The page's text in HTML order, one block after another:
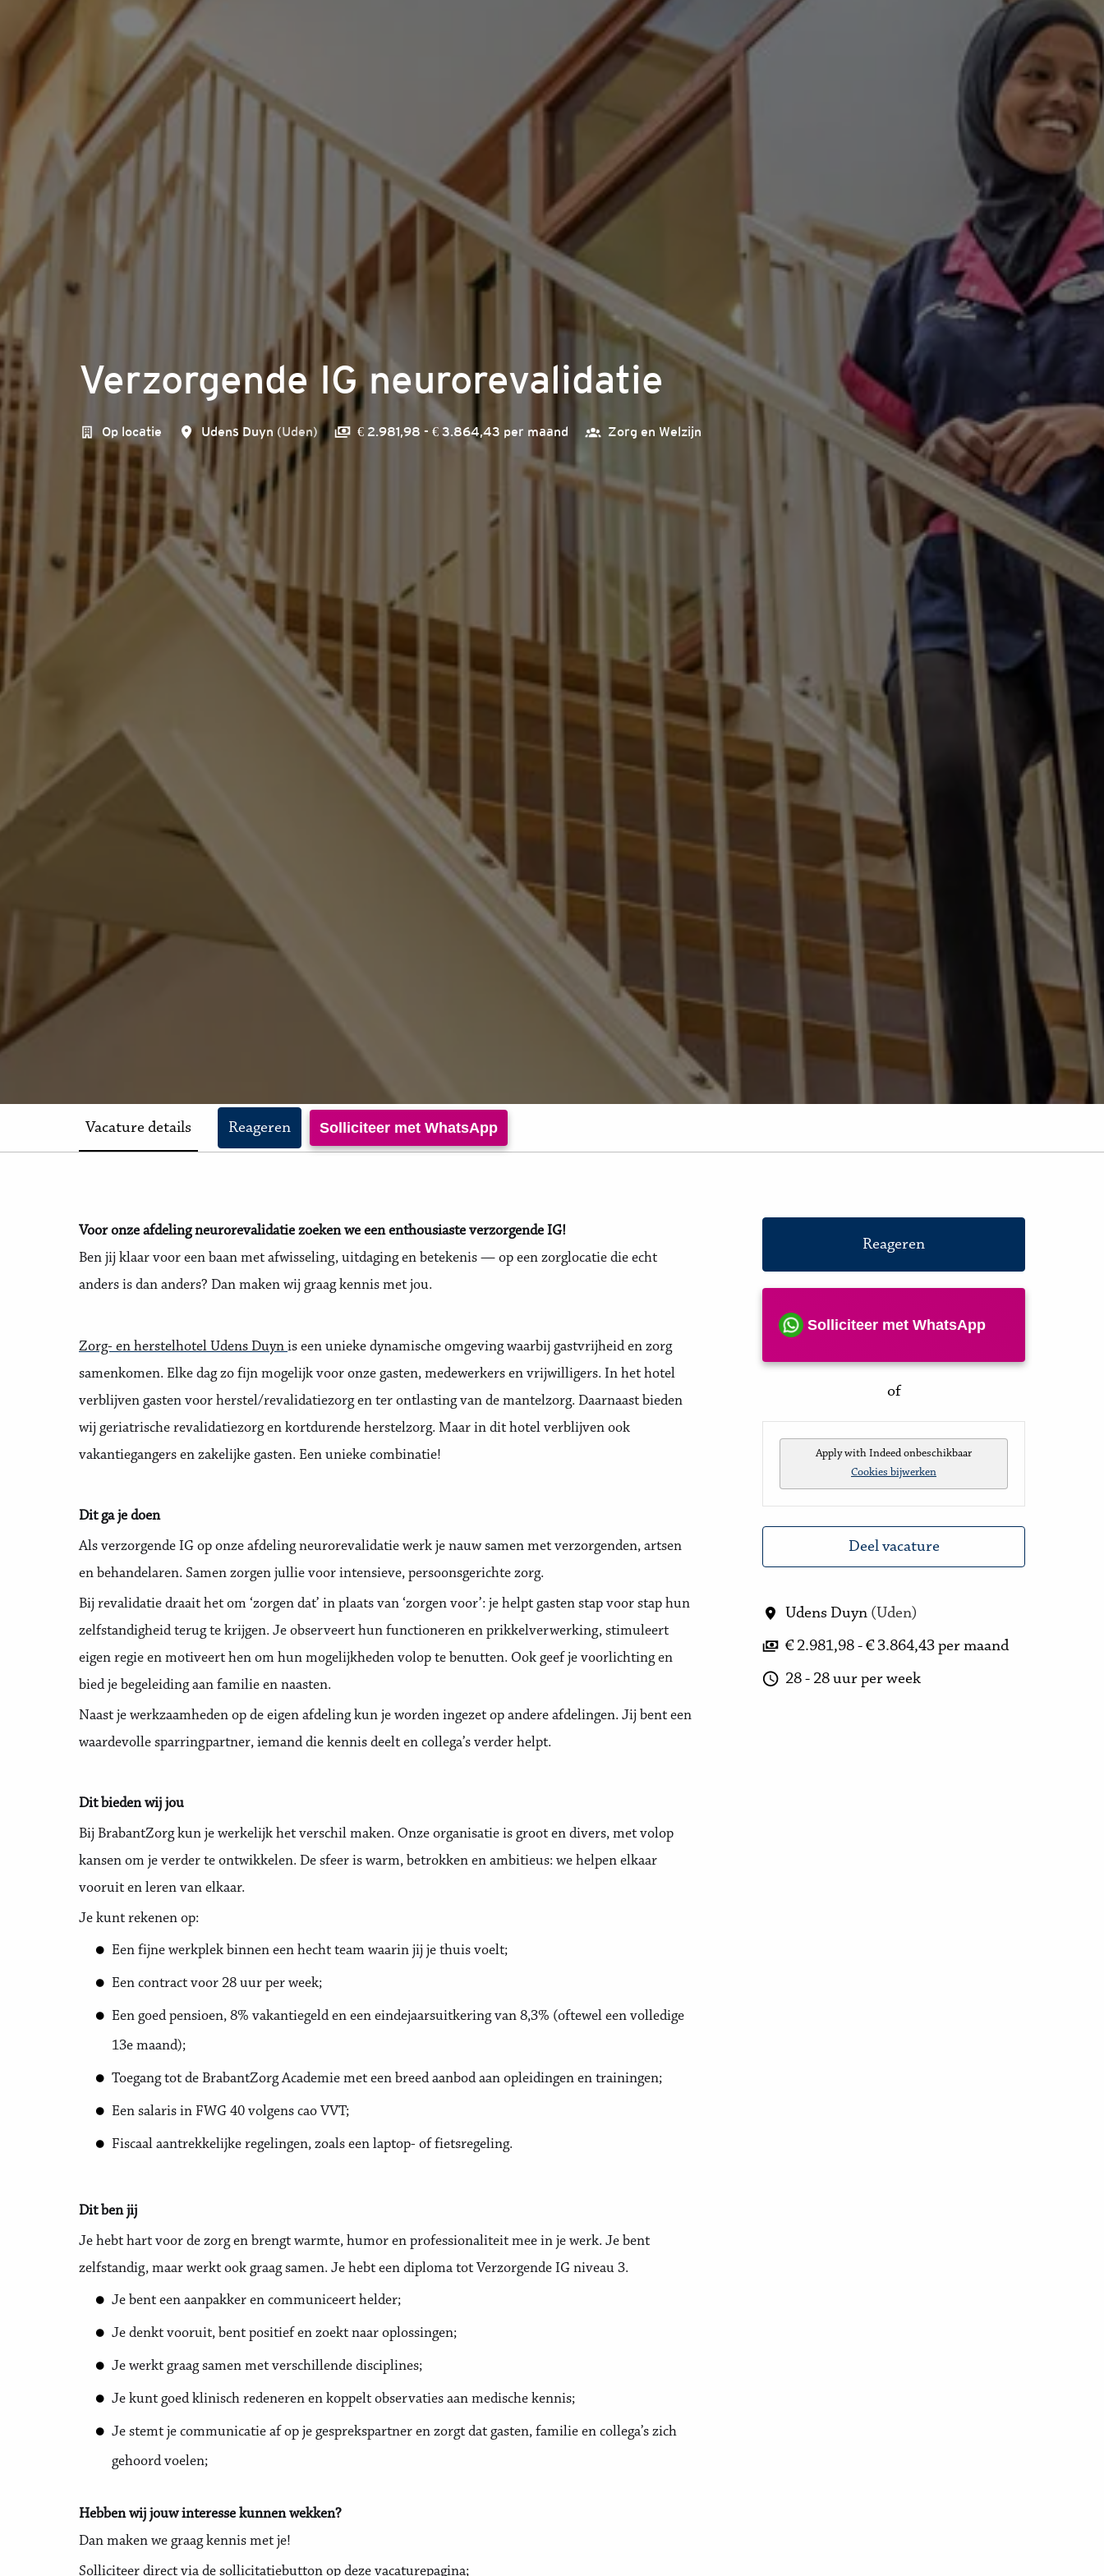
Verzorgende IG neurorevalidatie
Op locatie Udens Duyn (Uden) € 2.981,98 - € 3.864,43 per maand Zorg en Welzijn
Vacature details Reageren Solliciteer met WhatsApp
Voor onze afdeling neurorevalidatie zoeken we een enthousiaste verzorgende IG!
Ben jij klaar voor een baan met afwisseling, uitdaging en betekenis — op een zorglocatie die echt
anders is dan anders? Dan maken wij graag kennis met jou.
Zorg- en herstelhotel Udens Duyn is een unieke dynamische omgeving waarbij gastvrijheid en zorg
samenkomen. Elke dag zo fijn mogelijk voor onze gasten, medewerkers en vrijwilligers. In het hotel
verblijven gasten voor herstel/revalidatiezorg en ter ontlasting van de mantelzorg. Daarnaast bieden
wij geriatrische revalidatiezorg en kortdurende herstelzorg. Maar in dit hotel verblijven ook
vakantiegangers en zakelijke gasten. Een unieke combinatie!
Dit ga je doen
Als verzorgende IG op onze afdeling neurorevalidatie werk je nauw samen met verzorgenden, artsen
en behandelaren. Samen zorgen jullie voor intensieve, persoonsgerichte zorg.
Bij revalidatie draait het om ‘zorgen dat’ in plaats van ‘zorgen voor’: je helpt gasten stap voor stap hun
zelfstandigheid terug te krijgen. Je observeert hun functioneren en prikkelverwerking, stimuleert
eigen regie en motiveert hen om hun mogelijkheden volop te benutten. Ook geef je voorlichting en
bied je begeleiding aan familie en naasten.
Naast je werkzaamheden op de eigen afdeling kun je worden ingezet op andere afdelingen. Jij bent een
waardevolle sparringpartner, iemand die kennis deelt en collega’s verder helpt.
Dit bieden wij jou
Bij BrabantZorg kun je werkelijk het verschil maken. Onze organisatie is groot en divers, met volop
kansen om je verder te ontwikkelen. De sfeer is warm, betrokken en ambitieus: we helpen elkaar
vooruit en leren van elkaar.
Je kunt rekenen op:
Een fijne werkplek binnen een hecht team waarin jij je thuis voelt;
Een contract voor 28 uur per week;
Een goed pensioen, 8% vakantiegeld en een eindejaarsuitkering van 8,3% (oftewel een volledige
13e maand);
Toegang tot de BrabantZorg Academie met een breed aanbod aan opleidingen en trainingen;
Een salaris in FWG 40 volgens cao VVT;
Fiscaal aantrekkelijke regelingen, zoals een laptop- of fietsregeling.
Dit ben jij
Je hebt hart voor de zorg en brengt warmte, humor en professionaliteit mee in je werk. Je bent
zelfstandig, maar werkt ook graag samen. Je hebt een diploma tot Verzorgende IG niveau 3.
Je bent een aanpakker en communiceert helder;
Je denkt vooruit, bent positief en zoekt naar oplossingen;
Je werkt graag samen met verschillende disciplines;
Je kunt goed klinisch redeneren en koppelt observaties aan medische kennis;
Je stemt je communicatie af op je gesprekspartner en zorgt dat gasten, familie en collega’s zich
gehoord voelen;
Hebben wij jouw interesse kunnen wekken?
Dan maken we graag kennis met je!
Solliciteer direct via de sollicitatiebutton op deze vacaturepagina;
Reageren
Solliciteer met WhatsApp
of
Apply with Indeed onbeschikbaar
Cookies bijwerken
Deel vacature
Udens Duyn ( Uden)
€ 2.981,98 - € 3.864,43 per maand
28 - 28 uur per week